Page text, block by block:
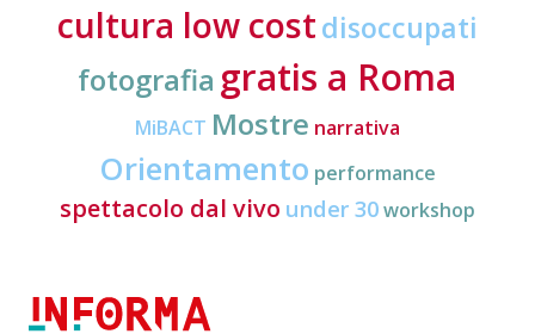
cultura low costdisoccupati
fotografia gratis a Roma
MiBACT Mostre narrativa
Orientamento performance
spettacolo dal vivo under 30workshop